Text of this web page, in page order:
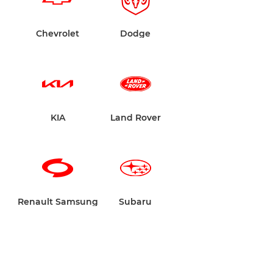
Chevrolet Dodge
KIA Land Rover
Renault Samsung Subaru